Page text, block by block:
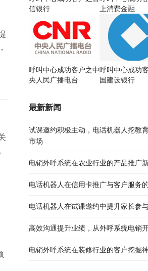
信银行
上消费金融
呼叫中心成功客户之中
央人民广播电台
呼叫中心成功
国建设银行
最新新闻
试课邀约积极主动，电话机器人挖教
市场
电销外呼系统在农业行业的产品推广
电话机器人在信用卡推广与客户服务
电话机器人在试课邀约中提升家长参
高效沟通提升业绩，从外呼系统电销
电销外呼系统在装修行业的客户挖掘